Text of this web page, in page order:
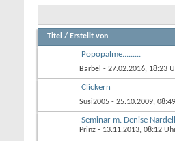
Titel / Erstellt von
Popopalme.........
Bärbel - 27.02.2016, 18:23
Clickern
Susi2005 - 25.10.2009,
Seminar m. Denise
Prinz - 13.11.2013, 08:12